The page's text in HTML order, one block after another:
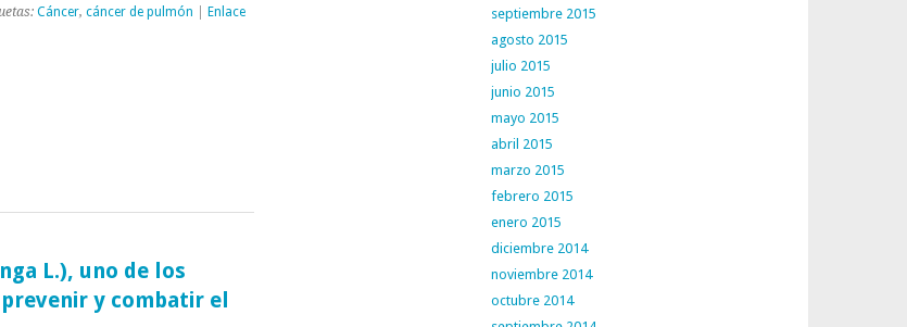
Cáncer, cáncer de pulmón
Enlace
L.), uno de los
y combatir el
septiembre 2015
agosto 2015
julio 2015
junio 2015
mayo 2015
abril 2015
marzo 2015
febrero 2015
enero 2015
diciembre 2014
noviembre 2014
octubre 2014